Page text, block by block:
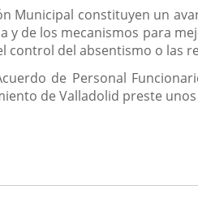
Municipal constituyen un
de los mecanismos para
control del absentismo o las
de Personal
de Valladolid preste